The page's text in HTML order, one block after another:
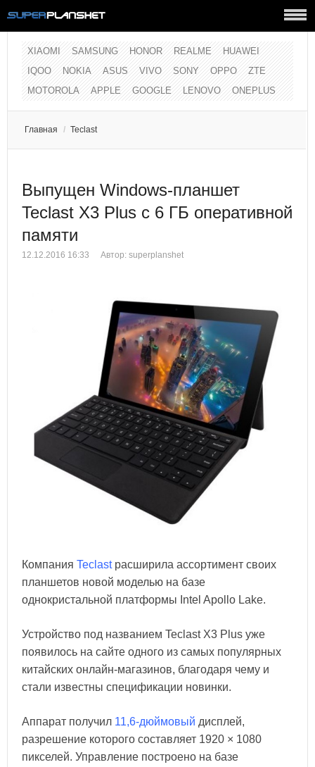
XIAOMI SAMSUNG HONOR REALME
HUAWEI
IQOO
NOKIA ASUS VIVO SONY OPPO
ZTE
MOTOROLA
APPLE GOOGLE LENOVO ONEPLUS
Главная / Teclast
Выпущен Windows-планшет
Teclast X3 Plus с 6 ГБ оперативной
памяти
12.12.2016 16:33 Автор: superplanshet
Компания Teclastрасширила ассортимент своих
планшетов новой моделью на базе
однокристальной платформы Intel Apollo Lake.
Устройство под названием Teclast X3 Plus уже
появилось на сайте одного из самых популярных
китайских онлайн-магазинов, благодаря чему и
стали известны спецификации новинки.
Аппарат получил 11,6-дюймовый дисплей,
разрешение которого составляет 1920 × 1080
пикселей. Управление построено на базе